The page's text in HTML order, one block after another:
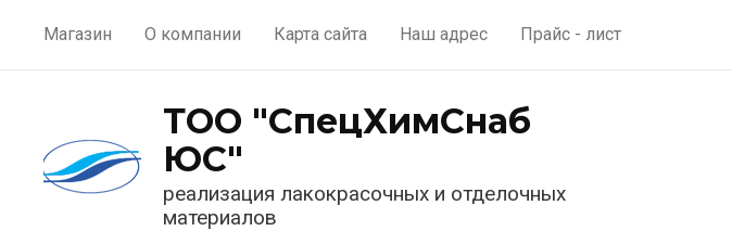
Магазин О компании Карта сайта Наш адрес Прайс - лист
ТОО "СпецХимСнаб
ЮС"
реализация лакокрасочных и отделочных
материалов